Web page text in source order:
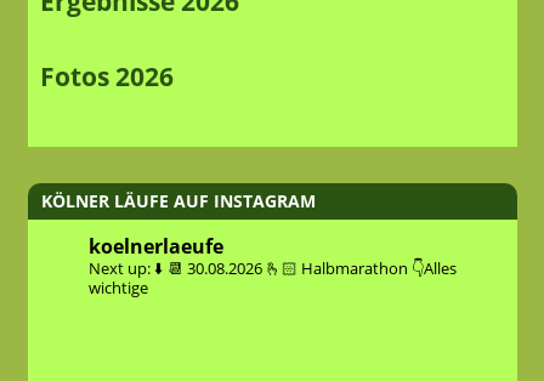
Fotos 2026
KÖLNER LÄUFE AUF INSTAGRAM
koelnerlaeufe
Next up: ⬇️ 📆 30.08.2026 🫰🏻 Halbmarathon 👇Alles
wichtige